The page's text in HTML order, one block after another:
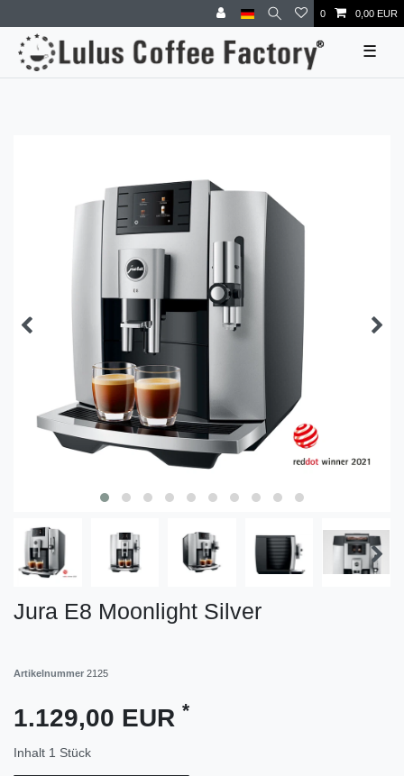
0 0,00 EUR
☰
Jura E8 Moonlight Silver
Artikelnummer 2125
1.129,00 EUR *
Inhalt 1 Stück